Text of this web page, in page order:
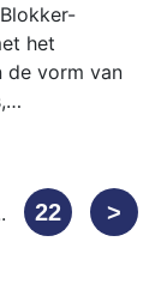
het
de vorm van
22 >